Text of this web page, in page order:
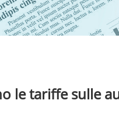
le tariffe sulle